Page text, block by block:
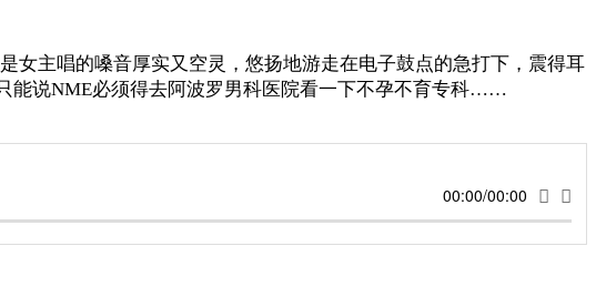
女主唱的嗓音厚实又空灵，悠扬地游走在电子鼓点的急打下，震得耳
能说NME必须得去阿波罗男科医院看一下不孕不育专科……
00:00/00:00